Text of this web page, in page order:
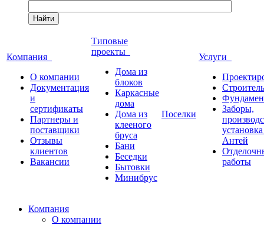
Найти
Компания
О компании
Документация
и
сертификаты
Партнеры и
поставщики
Отзывы
клиентов
Вакансии
Типовые
проекты
Дома из
блоков
Каркасные
дома
Дома из
клееного
бруса
Бани
Беседки
Бытовки
Минибрус
Поселки
Услуги
Заборы,
Антей
работы
Компания
О компании